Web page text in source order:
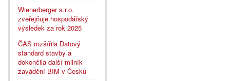
Wienerberger s.r.o.
zveřejňuje hospodářský
výsledek za rok 2025
ČAS rozšířila Datový
standard stavby a
dokončila další milník
zavádění BIM v Česku